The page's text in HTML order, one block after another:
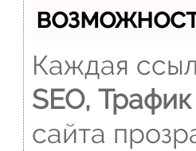
Каждая
SEO,
сайта